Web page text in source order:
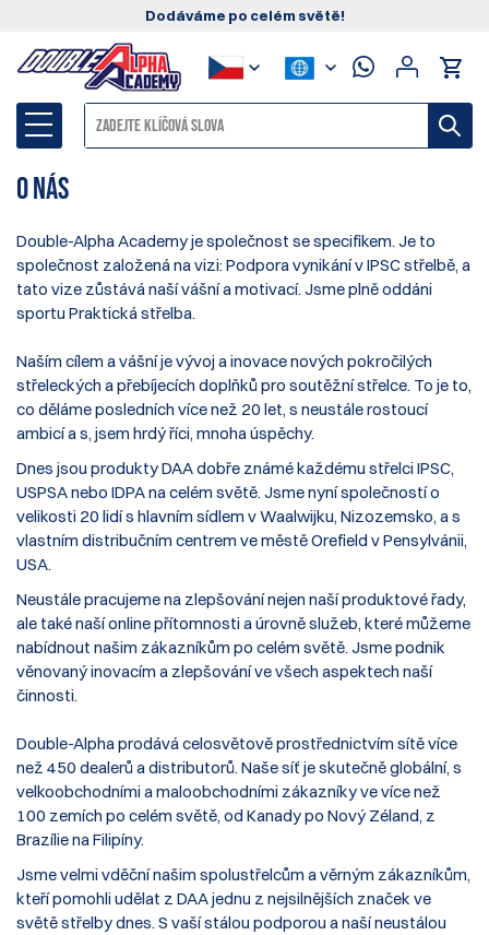
Dodáváme po celém světě!
O nás
Double-Alpha Academy je společnost se specifikem. Je to
společnost založená na vizi: Podpora vynikání vIPSC střelbě, a
tato vize zůstává naší vášní a motivací. Jsme plně oddáni
sportu Praktická střelba.
Naším cílem a vášní je vývoj a inovace nových pokročilých
střeleckých a přebíjecích doplňků pro soutěžní střelce. To je to,
co děláme posledních více než 20 let, s neustále rostoucí
ambicí a s, jsem hrdý říci, mnoha úspěchy.
Dnes jsou produkty DAA dobře známé každému střelci IPSC,
USPSA nebo IDPA na celém světě. Jsme nyní společností o
velikosti 20 lidí s hlavním sídlem v Waalwijku, Nizozemsko, a s
vlastním distribučním centrem ve městě Orefield v Pensylvánii,
USA.
Neustále pracujeme na zlepšování nejen naší produktové řady,
ale také naší online přítomnosti a úrovně služeb, které můžeme
nabídnout našim zákazníkům po celém světě. Jsme podnik
věnovaný inovacím a zlepšování ve všech aspektech naší
činnosti.
Double-Alpha prodává celosvětově prostřednictvím sítě více
než 450 dealerů a distributorů. Naše síť je skutečně globální, s
velkoobchodními a maloobchodními zákazníky ve více než
100 zemích po celém světě, od Kanady po Nový Zéland, z
Brazílie na Filipíny.
Jsme velmi vděční našim spolustřelcům a věrným zákazníkům,
kteří pomohli udělat z DAA jednu z nejsilnějších značek ve
světě střelby dnes. S vaší stálou podporou a naší neustálou